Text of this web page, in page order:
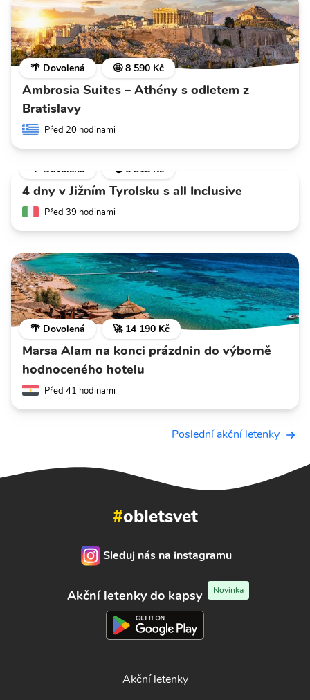
🌴 Dovolená 🤩 8 590 Kč
Ambrosia Suites – Athény s odletem z
Bratislavy
Před 20 hodinami
🌴 Dovolená 💣 6 318 Kč
4 dny v Jižním Tyrolsku s all Inclusive
Před 39 hodinami
🌴 Dovolená 🚀 14 190 Kč
Marsa Alam na konci prázdnin do výborně
hodnoceného hotelu
Před 41 hodinami
Poslední akční letenky
#obletsvet
Sleduj nás na instagramu
Akční letenky do kapsy Novinka
Akční letenky